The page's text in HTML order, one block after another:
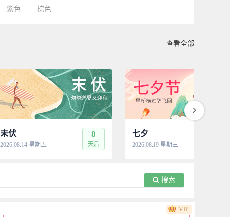
紫色 棕色
查看全部
末伏
2026.08.14 星期五
8
天后
七夕
2026.08.19 星期三
搜索
VIP